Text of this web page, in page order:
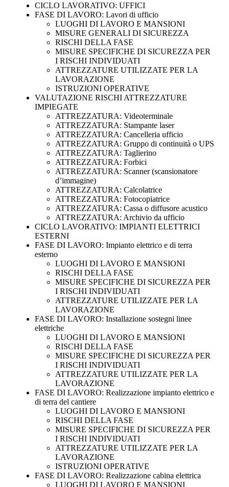
CICLO LAVORATIVO: UFFICI
FASE DI LAVORO: Lavori di ufficio
LUOGHI DI LAVORO E MANSIONI
MISURE GENERALI DI SICUREZZA
RISCHI DELLA FASE
MISURE SPECIFICHE DI SICUREZZA PER
I RISCHI INDIVIDUATI
ATTREZZATURE UTILIZZATE PER LA
LAVORAZIONE
ISTRUZIONI OPERATIVE
VALUTAZIONE RISCHI ATTREZZATURE
IMPIEGATE
ATTREZZATURA: Videoterminale
ATTREZZATURA: Stampante laser
ATTREZZATURA: Cancelleria ufficio
ATTREZZATURA: Gruppo di continuità o UPS
ATTREZZATURA: Taglierino
ATTREZZATURA: Forbici
ATTREZZATURA: Scanner (scansionatore
d’immagine)
ATTREZZATURA: Calcolatrice
ATTREZZATURA: Fotocopiatrice
ATTREZZATURA: Cassa o diffusore acustico
ATTREZZATURA: Archivio da ufficio
CICLO LAVORATIVO: IMPIANTI ELETTRICI
ESTERNI
FASE DI LAVORO: Impianto elettrico e di terra
esterno
LUOGHI DI LAVORO E MANSIONI
RISCHI DELLA FASE
MISURE SPECIFICHE DI SICUREZZA PER
I RISCHI INDIVIDUATI
ATTREZZATURE UTILIZZATE PER LA
LAVORAZIONE
FASE DI LAVORO: Installazione sostegni linee
elettriche
LUOGHI DI LAVORO E MANSIONI
RISCHI DELLA FASE
MISURE SPECIFICHE DI SICUREZZA PER
I RISCHI INDIVIDUATI
ATTREZZATURE UTILIZZATE PER LA
LAVORAZIONE
FASE DI LAVORO: Realizzazione impianto elettrico e
di terra del cantiere
LUOGHI DI LAVORO E MANSIONI
RISCHI DELLA FASE
MISURE SPECIFICHE DI SICUREZZA PER
I RISCHI INDIVIDUATI
ATTREZZATURE UTILIZZATE PER LA
LAVORAZIONE
ISTRUZIONI OPERATIVE
FASE DI LAVORO: Realizzazione cabina elettrica
LUOGHI DI LAVORO E MANSIONI